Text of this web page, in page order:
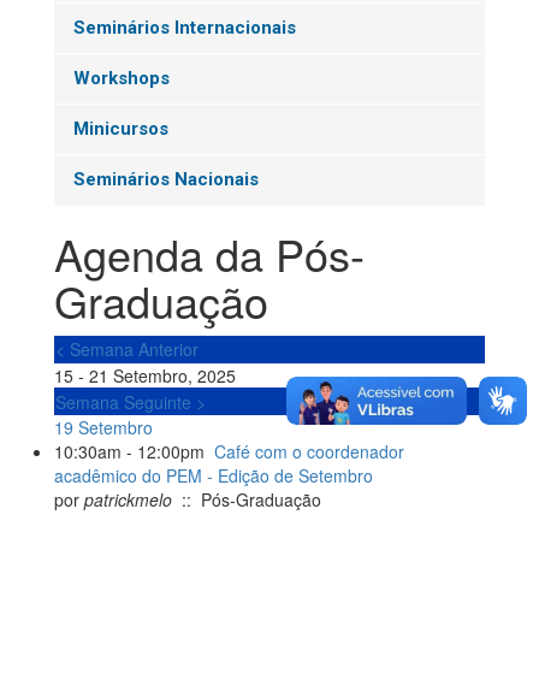
Seminários Internacionais
Workshops
Minicursos
Seminários Nacionais
Agenda da Pós-
Graduação
< Semana Anterior
15 - 21 Setembro, 2025
Semana Seguinte >
19 Setembro
10:30am - 12:00pm Café com o coordenador
acadêmico do PEM - Edição de Setembro
por patrickmelo :: Pós-Graduação